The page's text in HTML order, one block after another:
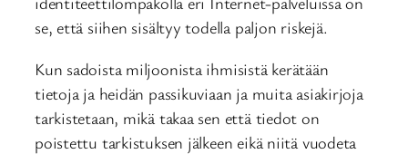
se, että siihen sisältyy todella paljon riskejä.
Kun sadoista miljoonista ihmisistä kerätään
tietoja ja heidän passikuviaan ja muita asiakirjoja
tarkistetaan, mikä takaa sen että tiedot on
poistettu tarkistuksen jälkeen eikä niitä vuodeta